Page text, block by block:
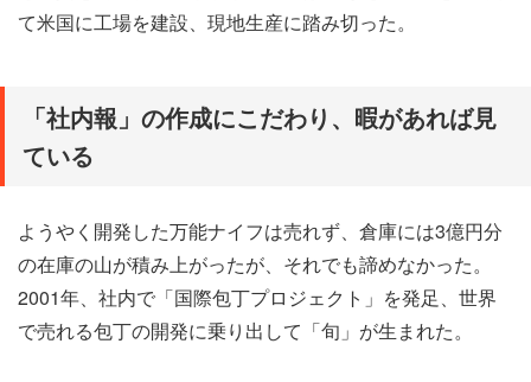
て米国に工場を建設、現地生産に踏み切った。
「社内報」の作成にこだわり、暇があれば見
ている
ようやく開発した万能ナイフは売れず、倉庫には3億円分
の在庫の山が積み上がったが、それでも諦めなかった。
2001年、社内で「国際包丁プロジェクト」を発足、世界
で売れる包丁の開発に乗り出して「旬」が生まれた。